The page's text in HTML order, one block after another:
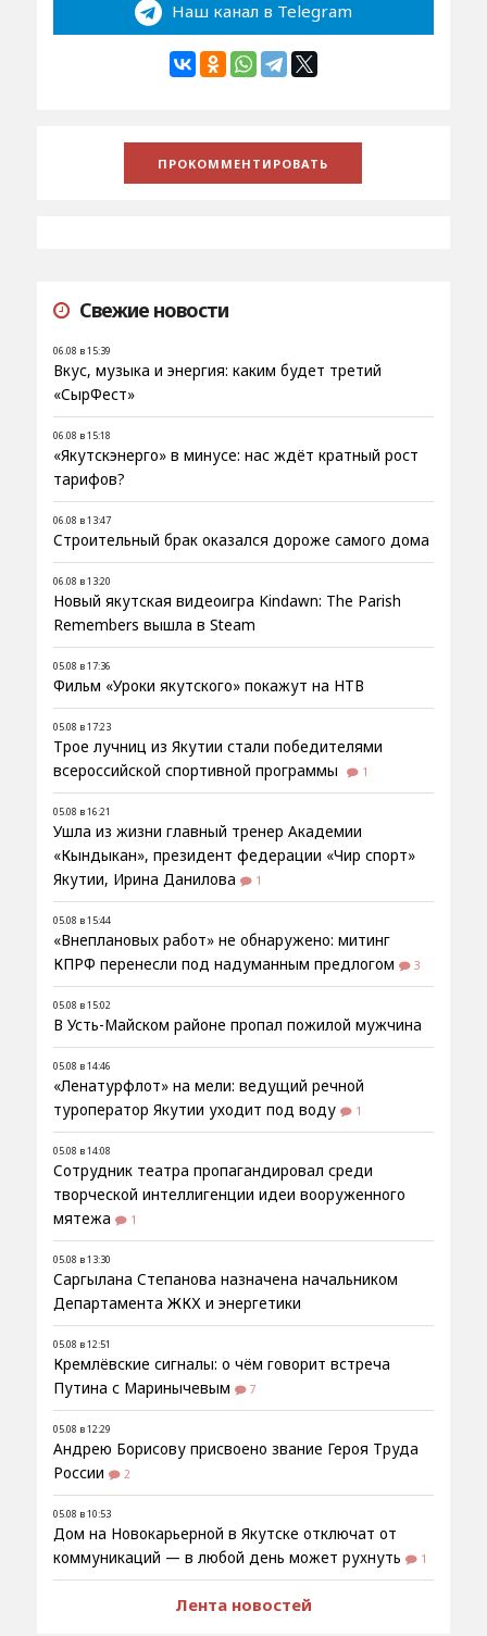
Наш канал в Telegram
Свежие новости
06.08 в 15:39
Вкус, музыка и энергия: каким будет третий
«СырФест»
06.08 в 15:18
«Якутскэнерго» в минусе: нас ждёт кратный рост
тарифов?
06.08 в 13:47
Строительный брак оказался дороже самого дома
06.08 в 13:20
Новый якутская видеоигра Kindawn: The Parish
Remembers вышла в Steam
05.08 в 17:36
Фильм «Уроки якутского» покажут на НТВ
05.08 в 17:23
Трое лучниц из Якутии стали победителями
всероссийской спортивной программы
1
05.08 в 16:21
Ушла из жизни главный тренер Академии
«Кындыкан», президент федерации «Чир спорт»
Якутии, Ирина Данилова
1
05.08 в 15:44
«Внеплановых работ» не обнаружено: митинг
КПРФ перенесли под надуманным предлогом
3
05.08 в 15:02
В Усть-Майском районе пропал пожилой мужчина
05.08 в 14:46
«Ленатурфлот» на мели: ведущий речной
туроператор Якутии уходит под воду
1
05.08 в 14:08
Сотрудник театра пропагандировал среди
творческой интеллигенции идеи вооруженного
мятежа
1
05.08 в 13:30
Саргылана Степанова назначена начальником
Департамента ЖКХ и энергетики
05.08 в 12:51
Кремлёвские сигналы: о чём говорит встреча
Путина с Маринычевым
7
05.08 в 12:29
Андрею Борисову присвоено звание Героя Труда
России
2
05.08 в 10:53
Дом на Новокарьерной в Якутске отключат от
коммуникаций — в любой день может рухнуть
1
Лента новостей